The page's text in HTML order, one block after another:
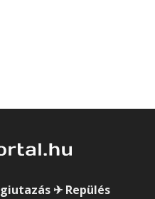
✈ Repülés